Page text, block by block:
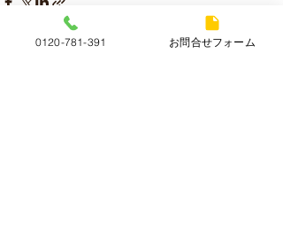
0120-781-391 お問合せフォーム